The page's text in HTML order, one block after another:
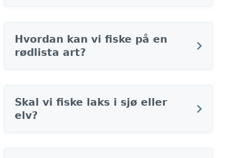
Hvordan kan vi fiske på en
rødlista art?
Skal vi fiske laks i sjø eller
elv?